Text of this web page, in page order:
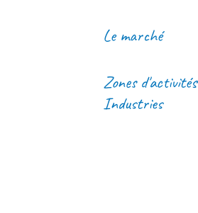
Zones d'activités &